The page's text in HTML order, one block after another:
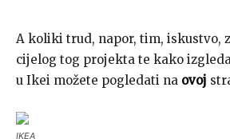
A koliki trud, napor, tim, iskustvo,
cijelog tog projekta te kako
u Ikei možete pogledati na ovoj
IKEA